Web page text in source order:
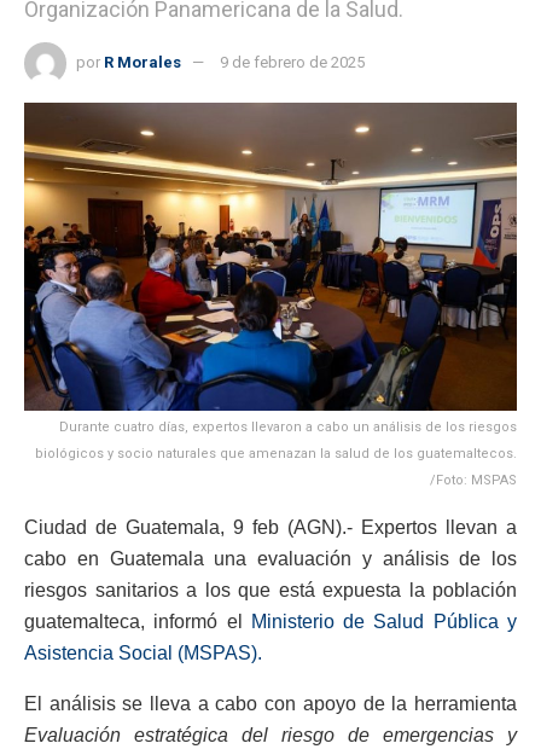
Organización Panamericana de la Salud.
por R Morales 9 de febrero de 2025
Durante cuatro días, expertos llevaron a cabo un análisis de los riesgos
biológicos y socio naturales que amenazan la salud de los guatemaltecos.
/Foto: MSPAS
Ciudad de Guatemala, 9 feb (AGN).- Expertos llevan a
cabo en Guatemala una evaluación y análisis de los
riesgos sanitarios a los que está expuesta la población
guatemalteca, informó el
Ministerio de Salud Pública y
Asistencia Social (MSPAS).
El análisis se lleva a cabo con apoyo de la herramienta
Evaluación estratégica del riesgo de emergencias y